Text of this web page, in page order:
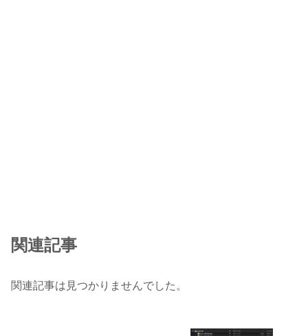
関連記事
関連記事は見つかりませんでした。